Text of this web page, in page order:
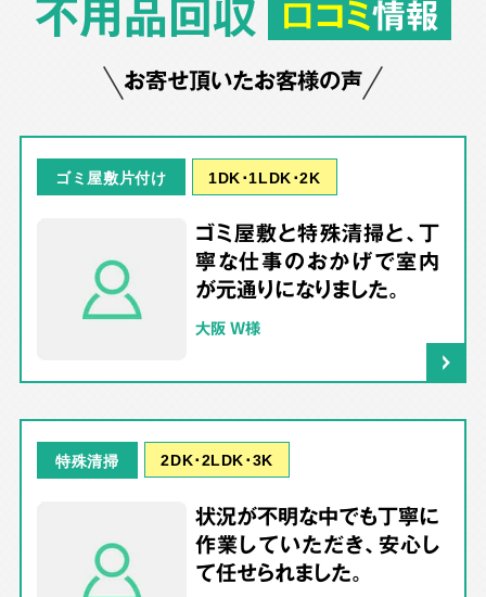
不用品回収 口コミ情報
お寄せ頂いたお客様の声
ゴミ屋敷片付け 1DK･1LDK･2K
ゴミ屋敷と特殊清掃と、丁
寧な仕事のおかげで室内
が元通りになりました。
大阪 W様
特殊清掃 2DK･2LDK･3K
状況が不明な中でも丁寧に
作業していただき、安心し
て任せられました。